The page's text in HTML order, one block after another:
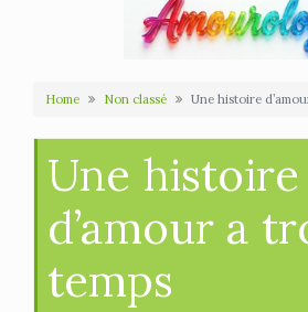
Home Non classé Une histoire
Une histoire
d’amour a
temps